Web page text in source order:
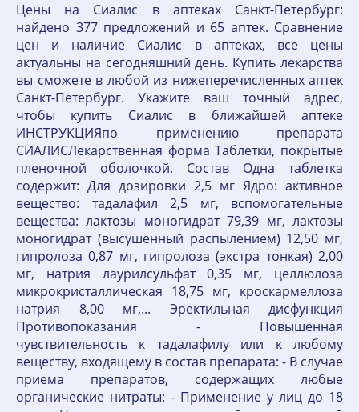
Цены на Сиалис в аптеках Санкт-Петербург:
найдено 377 предложений и 65 аптек. Сравнение
цен и наличие Сиалис в аптеках, все цены
актуальны на сегодняшний день. Купить лекарства
вы сможете в любой из нижеперечисленных аптек
Санкт-Петербург. Укажите ваш точный адрес,
чтобы купить Сиалис в ближайшей аптеке
ИНСТРУКЦИЯпо применению препарата
СИАЛИСЛекарственная форма Таблетки, покрытые
пленочной оболочкой. Состав Одна таблетка
содержит: Для дозировки 2,5 мг Ядро: активное
вещество: тадалафил 2,5 мг, вспомогательные
вещества: лактозы моногидрат 79,39 мг, лактозы
моногидрат (высушенный распылением) 12,50 мг,
гипролоза 0,87 мг, гипролоза (экстра тонкая) 2,00
мг, натрия лаурилсульфат 0,35 мг, целлюлоза
микрокристаллическая 18,75 мг, кроскармеллоза
натрия 8,00 мг,... Эректильная дисфункция
Противопоказания - Повышенная
чувствительность к тадалафилу или к любому
веществу, входящему в состав препарата: - В случае
приема препаратов, содержащих любые
органические нитраты: - Применение у лиц до 18